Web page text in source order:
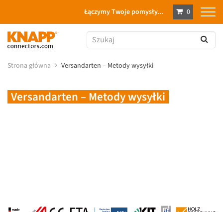
Łączymy Twoje pomysły... 0
Strona główna Versandarten – Metody wysyłki
Versandarten – Metody wysyłki